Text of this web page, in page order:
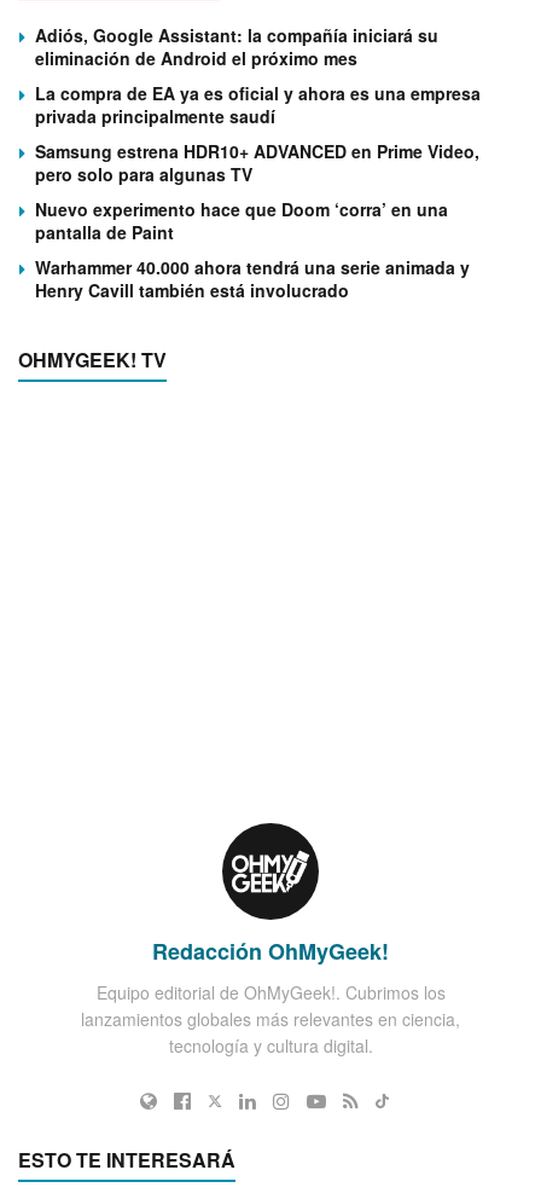
Adiós, Google Assistant: la compañía iniciará su
eliminación de Android el próximo mes
La compra de EA ya es oficial y ahora es una empresa
privada principalmente saudí
Samsung estrena HDR10+ ADVANCED en Prime Video,
pero solo para algunas TV
Nuevo experimento hace que Doom ‘corra’ en una
pantalla de Paint
Warhammer 40.000 ahora tendrá una serie animada y
Henry Cavill también está involucrado
OHMYGEEK! TV
Redacción OhMyGeek!
Equipo editorial de OhMyGeek!. Cubrimos los
lanzamientos globales más relevantes en ciencia,
tecnología y cultura digital.
ESTO TE INTERESARÁ